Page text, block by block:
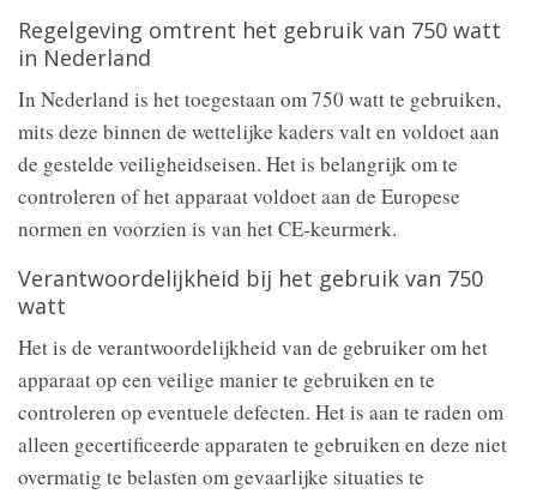
Regelgeving omtrent het gebruik van 750 watt
in Nederland
In Nederland is het toegestaan om 750 watt te gebruiken,
mits deze binnen de wettelijke kaders valt en voldoet aan
de gestelde veiligheidseisen. Het is belangrijk om te
controleren of het apparaat voldoet aan de Europese
normen en voorzien is van het CE-keurmerk.
Verantwoordelijkheid bij het gebruik van 750
watt
Het is de verantwoordelijkheid van de gebruiker om het
apparaat op een veilige manier te gebruiken en te
controleren op eventuele defecten. Het is aan te raden om
alleen gecertificeerde apparaten te gebruiken en deze niet
overmatig te belasten om gevaarlijke situaties te